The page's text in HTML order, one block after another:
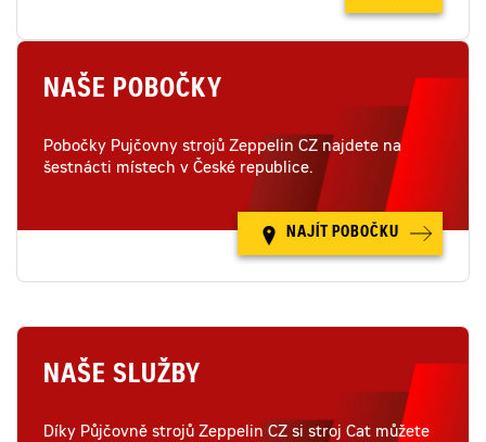
NAŠE POBOČKY
Pobočky Pujčovny strojů Zeppelin CZ najdete na
šestnácti místech v České republice.
NAJÍT POBOČKU
NAŠE SLUŽBY
Díky Půjčovně strojů Zeppelin CZ si stroj Cat můžete